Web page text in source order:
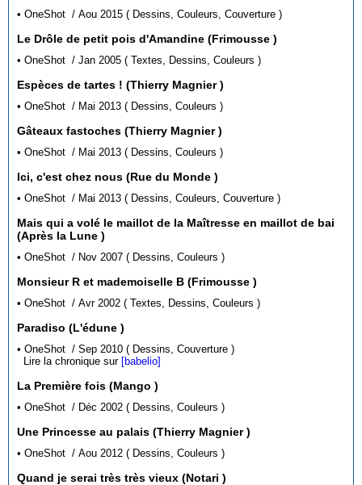
• OneShot / Aou 2015 ( Dessins, Couleurs, Couverture )
Le Drôle de petit pois d'Amandine (Frimousse )
• OneShot / Jan 2005 ( Textes, Dessins, Couleurs )
Espèces de tartes ! (Thierry Magnier )
• OneShot / Mai 2013 ( Dessins, Couleurs )
Gâteaux fastoches (Thierry Magnier )
• OneShot / Mai 2013 ( Dessins, Couleurs )
Ici, c'est chez nous (Rue du Monde )
• OneShot / Mai 2013 ( Dessins, Couleurs, Couverture )
Mais qui a volé le maillot de la Maîtresse en maillot de bai
(Après la Lune )
• OneShot / Nov 2007 ( Dessins, Couleurs )
Monsieur R et mademoiselle B (Frimousse )
• OneShot / Avr 2002 ( Textes, Dessins, Couleurs )
Paradiso (L'édune )
• OneShot / Sep 2010 ( Dessins, Couverture )
Lire la chronique sur [babelio]
La Première fois (Mango )
• OneShot / Déc 2002 ( Dessins, Couleurs )
Une Princesse au palais (Thierry Magnier )
• OneShot / Aou 2012 ( Dessins, Couleurs )
Quand je serai très très vieux (Notari )